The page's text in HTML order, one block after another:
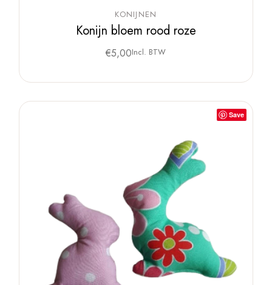
KONIJNEN
Konijn bloem rood roze
€5,00Incl. BTW
Save